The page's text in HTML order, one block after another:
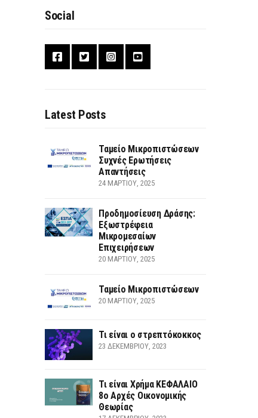
Social
Latest Posts
Ταμείο Μικροπιστώσεων
Συχνές Ερωτήσεις
Απαντήσεις
24 ΜΑΡΤΊΟΥ, 2025
Προδημοσίευση Δράσης:
Εξωστρέφεια
Μικρομεσαίων
Επιχειρήσεων
20 ΜΑΡΤΊΟΥ, 2025
Ταμείο Μικροπιστώσεων
20 ΜΑΡΤΊΟΥ, 2025
Τι είναι ο στρεπτόκοκκος
23 ΔΕΚΕΜΒΡΊΟΥ, 2023
Τι είναι Χρήμα ΚΕΦΑΛΑΙΟ
8ο Αρχές Οικονομικής
Θεωρίας